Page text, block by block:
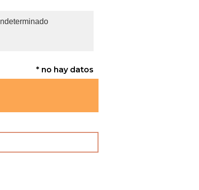
Indeterminado
* no hay datos